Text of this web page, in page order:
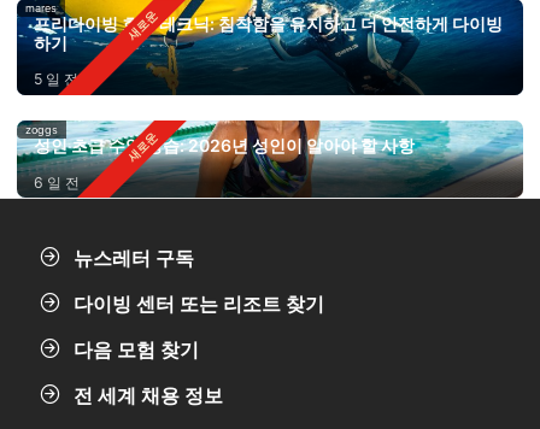
mares
프리다이빙 호흡 테크닉: 침착함을 유지하고 더 안전하게 다이빙
하기
5 일 전
zoggs
성인 초급 수영 강습: 2026년 성인이 알아야 할 사항
6 일 전
뉴스레터 구독
다이빙 센터 또는 리조트 찾기
다음 모험 찾기
전 세계 채용 정보